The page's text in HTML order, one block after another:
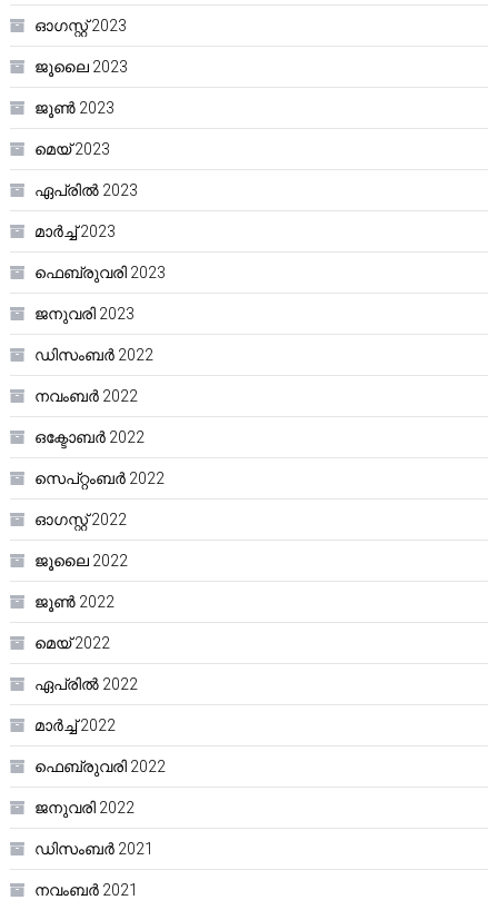
ഓഗസ്റ്റ്‌ 2023
ജൂലൈ 2023
ജൂൺ 2023
മെയ്‌ 2023
ഏപ്രിൽ 2023
മാർച്ച്‌ 2023
ഫെബ്രുവരി 2023
ജനുവരി 2023
ഡിസംബർ 2022
നവംബർ 2022
ഒക്ടോബർ 2022
സെപ്റ്റംബർ 2022
ഓഗസ്റ്റ്‌ 2022
ജൂലൈ 2022
ജൂൺ 2022
മെയ്‌ 2022
ഏപ്രിൽ 2022
മാർച്ച്‌ 2022
ഫെബ്രുവരി 2022
ജനുവരി 2022
ഡിസംബർ 2021
നവംബർ 2021